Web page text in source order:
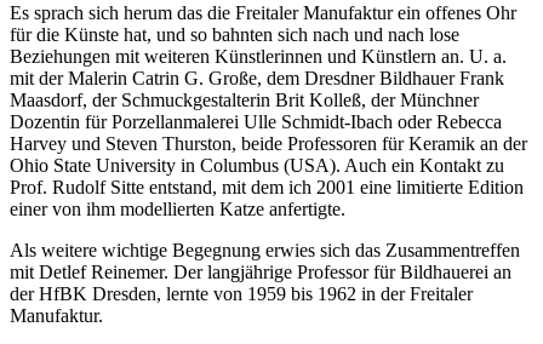
Es sprach sich herum das die Freitaler Manufaktur ein offenes Ohr
für die Künste hat, und so bahnten sich nach und nach lose
Beziehungen mit weiteren Künstlerinnen und Künstlern an. U. a.
mit der Malerin Catrin G. Große, dem Dresdner Bildhauer Frank
Maasdorf, der Schmuckgestalterin Brit Kolleß, der Münchner
Dozentin für Porzellanmalerei Ulle Schmidt-Ibach oder Rebecca
Harvey und Steven Thurston, beide Professoren für Keramik an der
Ohio State University in Columbus (USA). Auch ein Kontakt zu
Prof. Rudolf Sitte entstand, mit dem ich 2001 eine limitierte Edition
einer von ihm modellierten Katze anfertigte.
Als weitere wichtige Begegnung erwies sich das Zusammentreffen
mit Detlef Reinemer. Der langjährige Professor für Bildhauerei an
der HfBK Dresden, lernte von 1959 bis 1962 in der Freitaler
Manufaktur.